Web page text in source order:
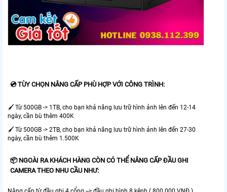
💿 TÙY CHỌN NÂNG CẤP PHÙ HỢP VỚI CÔNG TRÌNH:
🖌 Từ 500GB -> 1TB, cho bạn khả năng lưu trữ hình ảnh lên đến 12-14
ngày, cần bù thêm 400K
🖌 Từ 500GB -> 2TB, cho bạn khả năng lưu trữ hình ảnh lên đến 27-30
ngày, cần bù thêm 1.500K
📦 NGOÀI RA KHÁCH HÀNG CÒN CÓ THỂ NÂNG CẤP ĐẦU GHI
CAMERA THEO NHU CẦU NHƯ: